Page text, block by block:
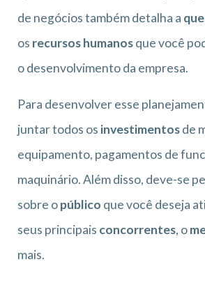
de negócios também detalha a
os recursos humanosque você
o desenvolvimento da empresa.
Para desenvolver esse
juntar todos os investimentosde
equipamento, pagamentos de
maquinário. Além disso, deve-se
sobre opúblico que você deseja
seus principais concorrentes, o
mais.